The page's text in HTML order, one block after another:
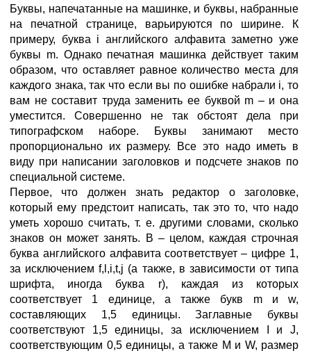
Буквы, напечатанные на машинке, и буквы, набранные
на печатной странице, варьируются по ширине. К
примеру, буква i английского алфавита заметно уже
буквы m. Однако печатная машинка действует таким
образом, что оставляет равное количество места для
каждого знака, так что если вы по ошибке набрали i, то
вам не составит труда заменить ее буквой m – и она
уместится. Совершенно не так обстоят дела при
типографском наборе. Буквы занимают место
пропорционально их размеру. Все это надо иметь в
виду при написании заголовков и подсчете знаков по
специальной системе.
Первое, что должен знать редактор о заголовке,
который ему предстоит написать, так это то, что надо
уметь хорошо считать, т. е. другими словами, сколько
знаков он может занять. В – целом, каждая строчная
буква английского алфавита соответствует – цифре 1,
за исключением f,l,i,t,j (а также, в зависимости от типа
шрифта, иногда буква r), каждая из которых
соответствует 1 единице, а также букв m и w,
составляющих 1,5 единицы. Заглавные буквы
соответствуют 1,5 единицы, за исключением I и J,
соответствующим 0,5 единицы, а также M и W, размер